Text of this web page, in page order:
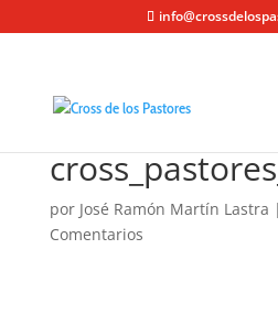
por José Ramón Martín Lastra |
Comentarios